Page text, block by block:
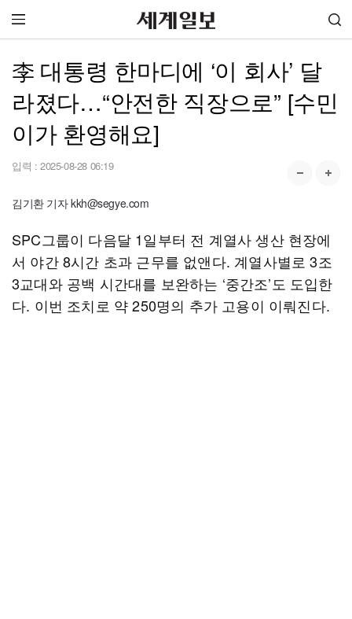
李 대통령 한마디에 ‘이 회사’ 달
라졌다…“안전한 직장으로” [수민
이가 환영해요]
입력 : 2025-08-28 06:19
김기환 기자 kkh@segye.com
SPC그룹이 다음달 1일부터 전 계열사 생산 현장에
서 야간 8시간 초과 근무를 없앤다. 계열사별로 3조
3교대와 공백 시간대를 보완하는 ‘중간조’도 도입한
다. 이번 조치로 약 250명의 추가 고용이 이뤄진다.